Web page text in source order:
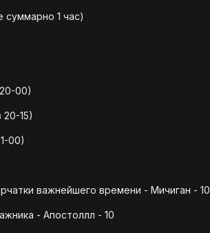
суммарно 1 час)
00)
15)
00)
важнейшего времени - Мичиган - 10
- Апостоллл - 10